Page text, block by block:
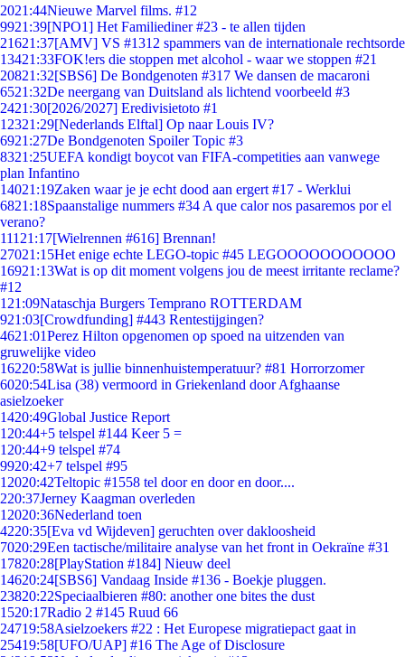
2021:44Nieuwe Marvel films. #12
9921:39[NPO1] Het Familiediner #23 - te allen tijden
21621:37[AMV] VS #1312 spammers van de internationale rechtsorde
13421:33FOK!ers die stoppen met alcohol - waar we stoppen #21
20821:32[SBS6] De Bondgenoten #317 We dansen de macaroni
6521:32De neergang van Duitsland als lichtend voorbeeld #3
2421:30[2026/2027] Eredivisietoto #1
12321:29[Nederlands Elftal] Op naar Louis IV?
6921:27De Bondgenoten Spoiler Topic #3
8321:25UEFA kondigt boycot van FIFA-competities aan vanwege
plan Infantino
14021:19Zaken waar je je echt dood aan ergert #17 - Werklui
6821:18Spaanstalige nummers #34 A que calor nos pasaremos por el
verano?
111 21:17[Wielrennen #616] Brennan!
27021:15Het enige echte LEGO-topic #45 LEGOOOOOOOOOOO
16921:13Wat is op dit moment volgens jou de meest irritante reclame?
#12
1 21:09Nataschja Burgers Temprano ROTTERDAM
921:03[Crowdfunding] #443 Rentestijgingen?
4621:01Perez Hilton opgenomen op spoed na uitzenden van
gruwelijke video
16220:58Wat is jullie binnenhuistemperatuur? #81 Horrorzomer
6020:54Lisa (38) vermoord in Griekenland door Afghaanse
asielzoeker
1420:49Global Justice Report
1 20:44+5 telspel #144 Keer 5 =
1 20:44+9 telspel #74
9920:42+7 telspel #95
12020:42Teltopic #1558 tel door en door en door....
220:37Jerney Kaagman overleden
12020:36Nederland toen
4220:35[Eva vd Wijdeven] geruchten over dakloosheid
7020:29Een tactische/militaire analyse van het front in Oekraïne #31
17820:28[PlayStation #184] Nieuw deel
14620:24[SBS6] Vandaag Inside #136 - Boekje pluggen.
23820:22Speciaalbieren #80: another one bites the dust
1520:17Radio 2 #145 Ruud 66
24719:58Asielzoekers #22 : Het Europese migratiepact gaat in
25419:58[UFO/UAP] #16 The Age of Disclosure